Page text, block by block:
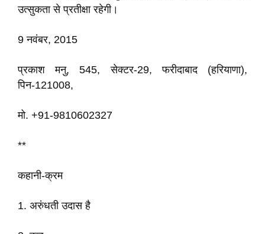
उत्सुकता से प्रतीक्षा रहेगी।
9 नवंबर, 2015
प्रकाश मनु, 545, सेक्टर-29, फरीदाबाद (हरियाणा),
पिन-121008,
मो. +91-9810602327
**
कहानी-क्रम
1. अरुंधती उदास है